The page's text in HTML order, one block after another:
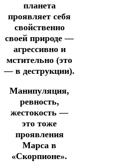
планета
проявляет себя
свойственно
своей природе —
агрессивно и
мстительно (это
— в деструкции).
Манипуляция,
ревность,
жестокость —
это тоже
проявления
Марса в
«Скорпионе».